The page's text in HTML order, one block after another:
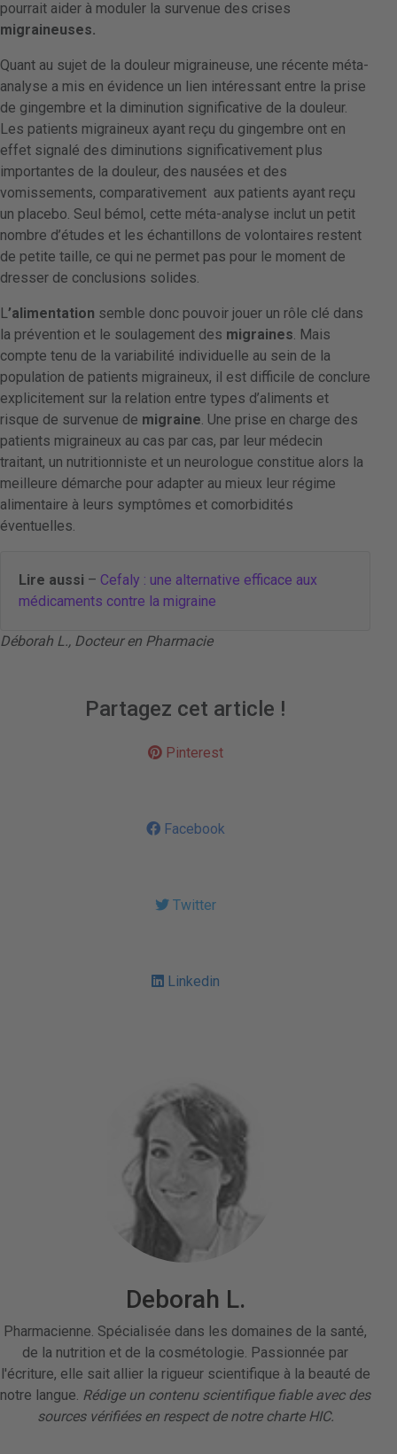
pourrait aider à moduler la survenue des crises
migraineuses.
Quant au sujet de la douleur migraineuse, une récente méta-
analyse a mis en évidence un lien intéressant entre la prise
de gingembre et la diminution significative de la douleur.
Les patients migraineux ayant reçu du gingembre ont en
effet signalé des diminutions significativement plus
importantes de la douleur, des nausées et des
vomissements, comparativement aux patients ayant reçu
un placebo. Seul bémol, cette méta-analyse inclut un petit
nombre d’études et les échantillons de volontaires restent
de petite taille, ce qui ne permet pas pour le moment de
dresser de conclusions solides.
L’alimentation semble donc pouvoir jouer un rôle clé dans
la prévention et le soulagement des migraines. Mais
compte tenu de la variabilité individuelle au sein de la
population de patients migraineux, il est difficile de conclure
explicitement sur la relation entre types d’aliments et
risque de survenue de migraine. Une prise en charge des
patients migraineux au cas par cas, par leur médecin
traitant, un nutritionniste et un neurologue constitue alors la
meilleure démarche pour adapter au mieux leur régime
alimentaire à leurs symptômes et comorbidités
éventuelles.
Lire aussi – Cefaly : une alternative efficace aux
médicaments contre la migraine
Déborah L., Docteur en Pharmacie
Partagez cet article !
Pinterest
Facebook
Twitter
Linkedin
Deborah L.
Pharmacienne. Spécialisée dans les domaines de la santé,
de la nutrition et de la cosmétologie. Passionnée par
l'écriture, elle sait allier la rigueur scientifique à la beauté de
notre langue. Rédige un contenu scientifique fiable avec des
sources vérifiées en respect de notre charte HIC.